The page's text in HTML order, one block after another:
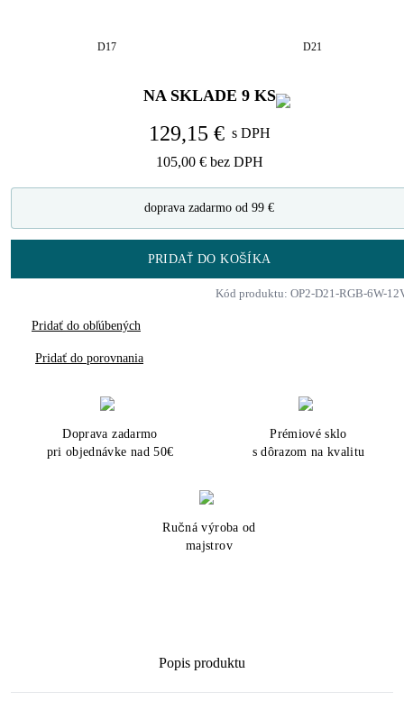
D17 D21
NA SKLADE 9 KS
129,15 € s DPH
105,00 € bez DPH
doprava zadarmo od 99 €
PRIDAŤ DO KOŠÍKA
Kód produktu: OP2-D21-RGB-6W-
Pridať do obľúbených
Pridať do porovnania
Doprava zadarmo
pri objednávke nad 50€
Prémiové sklo
s dôrazom na kvalitu
Ručná výroba od
majstrov
Popis produktu